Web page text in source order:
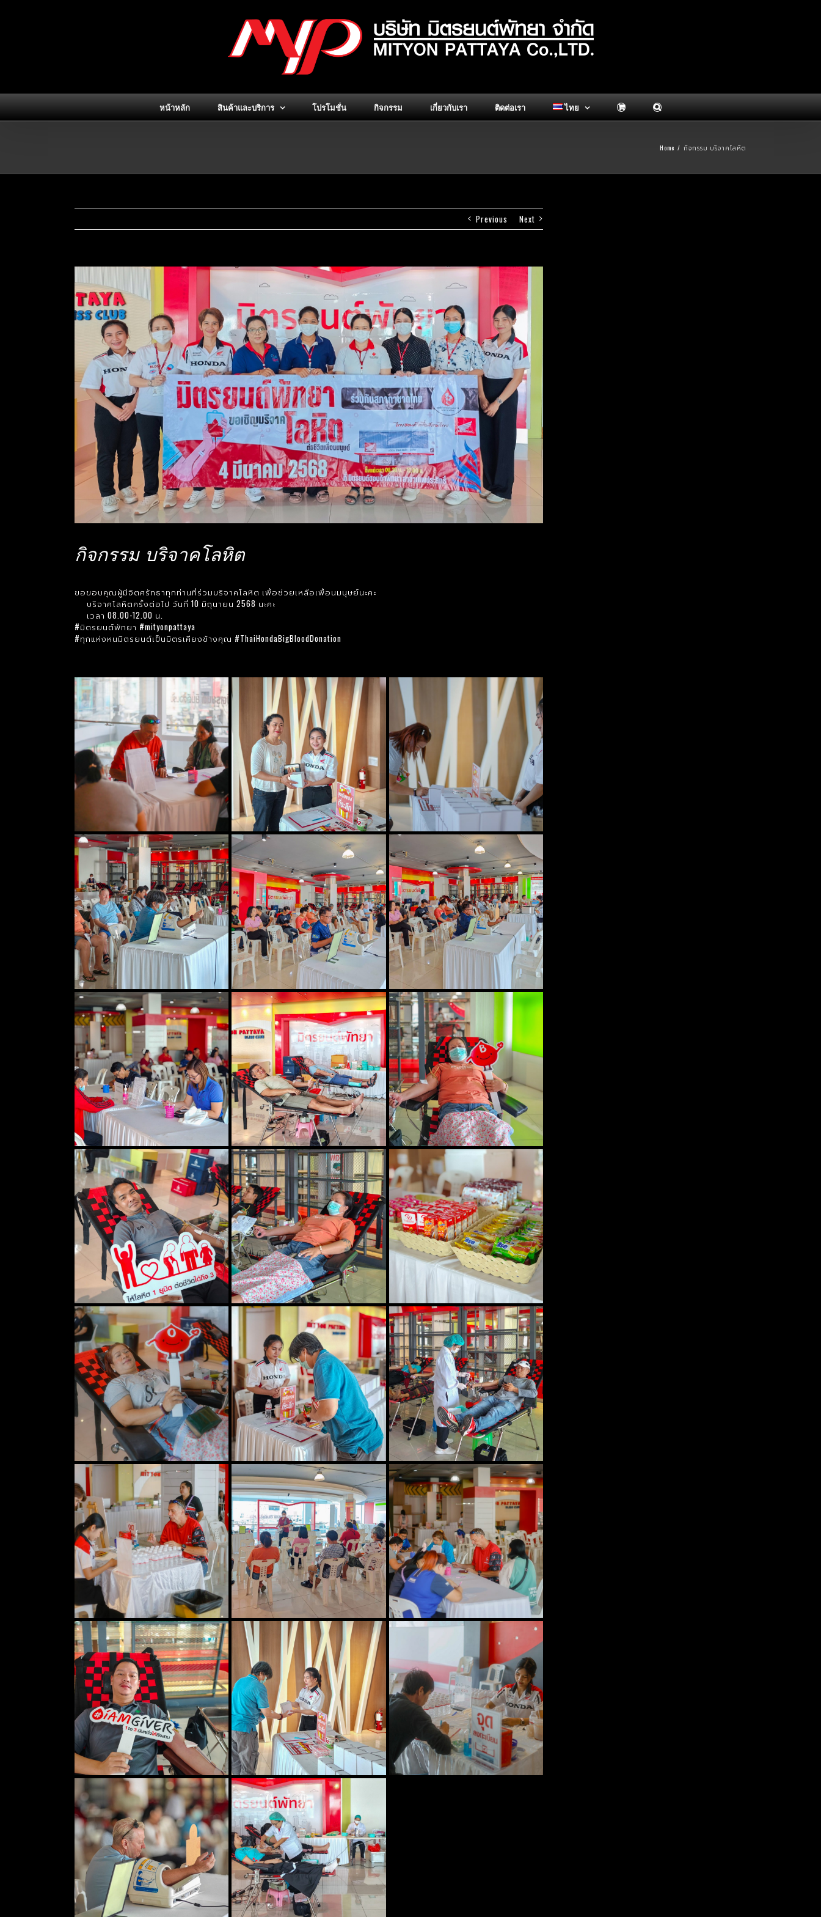
หน้าหลัก สินค้าและบริการ โปรโมชั่น กิจกรรม เกี่ยวกับเรา ติดต่อเรา ไทย
Home / กิจกรรม บริจาคโลหิต
Previous Next
กิจกรรม บริจาคโลหิต
ขอขอบคุณผู้มีจิตศรัทธาทุกท่านที่ร่วมบริจาคโลหิต เพื่อช่วยเหลือเพื่อนมนุษย์นะคะ
บริจาคโลหิตครั้งต่อไป วันที่ 10 มิถุนายน 2568 นะคะ
เวลา 08.00-12.00 น.
#มิตรยนต์พัทยา #mityonpattaya
#ทุกแห่งหนมิตรยนต์เป็นมิตรเคียงข้างคุณ #ThaiHondaBigBloodDonation